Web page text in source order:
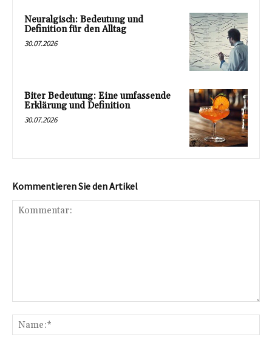
Neuralgisch: Bedeutung und
Definition für den Alltag
30.07.2026
Biter Bedeutung: Eine umfassende
Erklärung und Definition
30.07.2026
Kommentieren Sie den Artikel